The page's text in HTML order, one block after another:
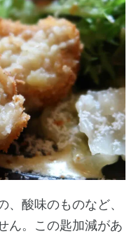
酸味のものなど、
ん。この匙加減があ